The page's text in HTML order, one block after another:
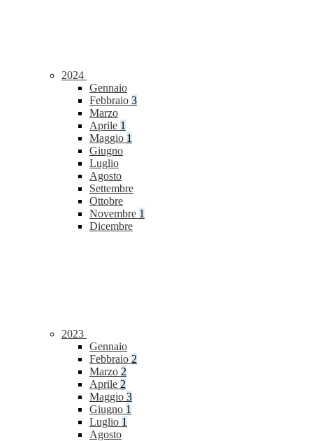
2024
Gennaio
Febbraio 3
Marzo
Aprile 1
Maggio 1
Giugno
Luglio
Agosto
Settembre
Ottobre
Novembre 1
Dicembre
2023
Gennaio
Febbraio 2
Marzo 2
Aprile 2
Maggio 3
Giugno 1
Luglio 1
Agosto